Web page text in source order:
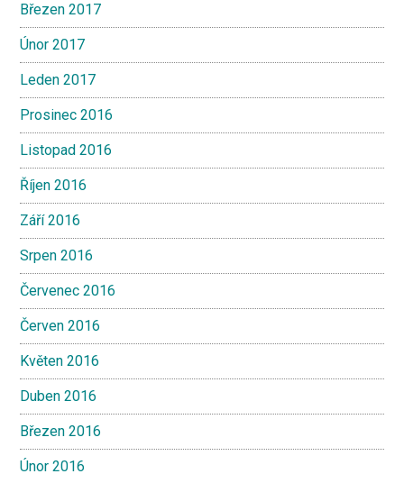
Březen 2017
Únor 2017
Leden 2017
Prosinec 2016
Listopad 2016
Říjen 2016
Září 2016
Srpen 2016
Červenec 2016
Červen 2016
Květen 2016
Duben 2016
Březen 2016
Únor 2016